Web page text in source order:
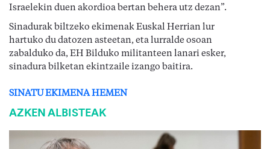
Israelekin duen akordioa bertan behera utz dezan”.
Sinadurak biltzeko ekimenak Euskal Herrian lur
hartuko du datozen asteetan, eta lurralde osoan
zabalduko da, EH Bilduko militanteen lanari esker,
sinadura bilketan ekintzaile izango baitira.
SINATU EKIMENA HEMEN
AZKEN ALBISTEAK